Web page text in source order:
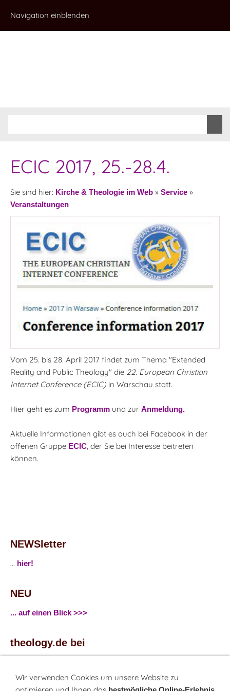
Navigation einblenden
ECIC 2017, 25.-28.4.
Sie sind hier: Kirche & Theologie im Web » Service »
Veranstaltungen
Vom 25. bis 28. April 2017 findet zum Thema "Extended
Reality and Public Theology" die 22. European Christian
Internet Conference (ECIC) in Warschau statt.
Hier geht es zum Programm und zur Anmeldung.
Aktuelle Informationen gibt es auch bei Facebook in der
offenen Gruppe ECIC , der Sie bei Interesse beitreten
können.
NEWSletter
... hier!
NEU
... auf einen Blick >>>
theology.de bei
...Twitter
Wir verwenden Cookies um unsere Website zu